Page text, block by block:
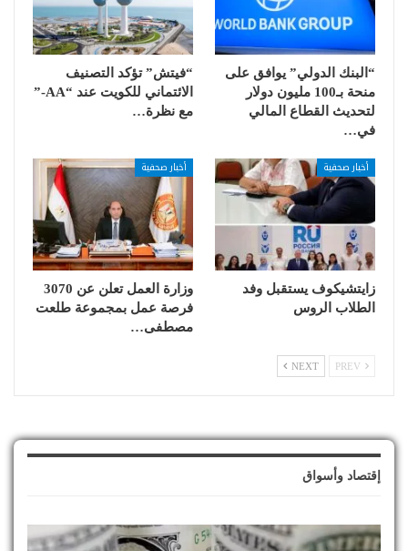
“البنك الدولي” يوافق على
منحة بـ100 مليون دولار
لتحديث القطاع المالي
في…
“فيتش” تؤكد التصنيف
الائتماني للكويت عند “AA-”
مع نظرة…
أخبار صحفية
زايتشيكوف يستقبل وفد
الطلاب الروس
أخبار صحفية
وزارة العمل تعلن عن 3070
فرصة عمل بمجموعة طلعت
مصطفى…
NEXT
إقتصاد وأسواق